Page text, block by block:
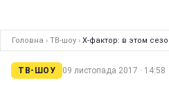
Головна › ТВ-шоу › Х-фактор: в этом
ТВ-ШОУ 09 листопада 2017 · 14:58